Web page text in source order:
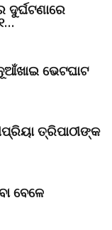
ଭେଟଘାଟ
ତ୍ରିପାଠୀଙ୍କ
ବେଳେ